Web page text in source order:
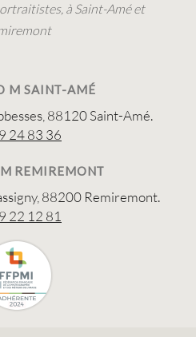
à Saint-Amé et
M SAINT-AMÉ
88120 Saint-Amé.
24 83 36
REMIREMONT
88200 Remiremont.
22 12 81